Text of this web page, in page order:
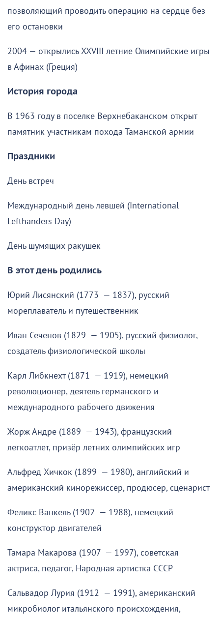
позволяющий проводить операцию на сердце без
его остановки
2004 — открылись XXVIII летние Олимпийские игры
в Афинах (Греция)
История города
В 1963 году в поселке Верхнебаканском открыт
памятник участникам похода Таманской армии
Праздники
День встреч
Международный день левшей (International
Lefthanders Day)
День шумящих ракушек
В этот день родились
Юрий Лисянский (1773 — 1837), русский
мореплаватель и путешественник
Иван Сеченов (1829 — 1905), русский физиолог,
создатель физиологической школы
Карл Либкнехт (1871 — 1919), немецкий
революционер, деятель германского и
международного рабочего движения
Жорж Андре (1889 — 1943), французский
легкоатлет, призёр летних олимпийских игр
Альфред Хичкок (1899 — 1980), английский и
американский кинорежиссёр, продюсер, сценарист
Феликс Ванкель (1902 — 1988), немецкий
конструктор двигателей
Тамара Макарова (1907 — 1997), советская
актриса, педагог, Народная артистка СССР
Сальвадор Лурия (1912 — 1991), американский
микробиолог итальянского происхождения,